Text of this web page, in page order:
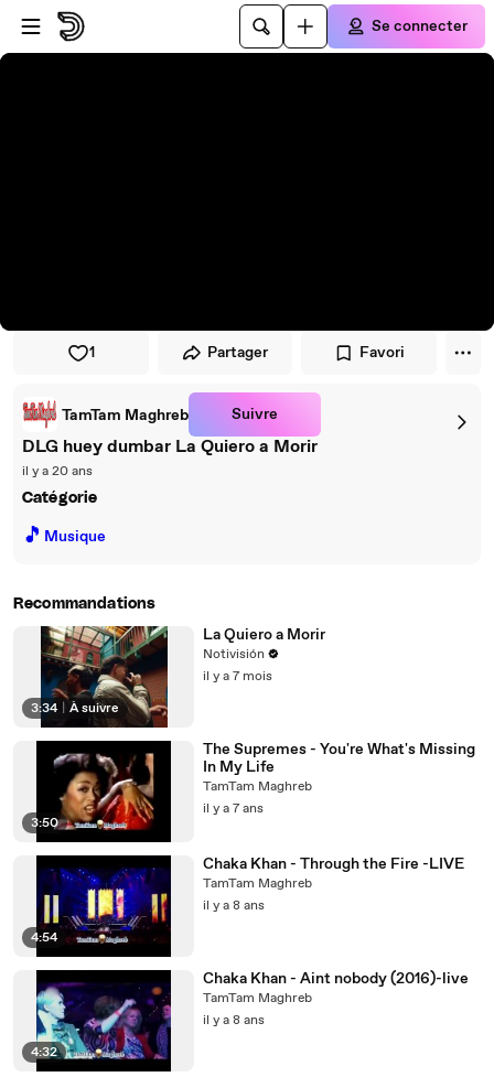
Passer au player
Passer au contenu principal
Se connecter
1 Partager Favori
TamTam Maghreb Suivre
DLG huey dumbar La Quiero a Morir
il y a 20 ans
Catégorie
🎵 Musique
Recommandations
3:34 À suivre
La Quiero a Morir
Notivisión
il y a 7 mois
3:50
The Supremes - You're What's Missing
In My Life
TamTam Maghreb
il y a 7 ans
4:54
Chaka Khan - Through the Fire -LIVE
TamTam Maghreb
il y a 8 ans
4:32
Chaka Khan - Aint nobody (2016)-live
TamTam Maghreb
il y a 8 ans